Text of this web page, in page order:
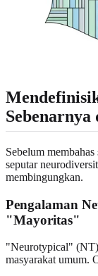
Sebelum
seputar
membingungkan.
Pengalaman
"Mayoritas"
"Neurotypical" (NT)
masyarakat umum.